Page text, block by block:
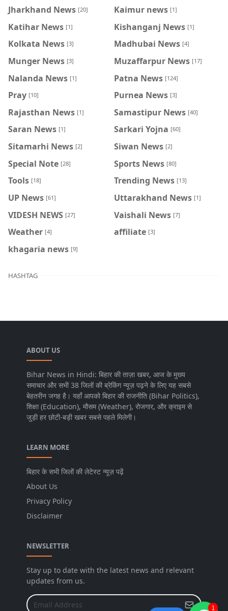
Jharkhand News [20] Kaimur news [1]
Katihar News [1] Kishanganj News [1]
Kolkata News [3] Madhubai News [4]
Munger News [3] Muzaffarpur News [17]
Nalanda News [1] Patna News [124]
Pray [10] Purnea News [3]
Rajasthan News [1] Samastipur News [40]
Saran News [1] Sarkari Yojna [60]
Sitamarhi News [2] Siwan News [2]
Special Note [28] Sports News [80]
Tools [18] Trending News [13]
UP News [61] Uttarakhand News [1]
VIDESH NEWS [27] Vaishali News [7]
Weather [4] affiliate [3]
khagaria news [9]
HASHTAG
ABOUT US
Bihar News in Hindi: बिहार की ताज़ा खबर, आज के मुख्य
समाचार और सभी 38 जिलों की ब्रेकिंग न्यूज़ पढ़ने के लिए यह सबसे
बेहतरीन जगह है। यहाँ आपको बिहार की राजनीति (Bihar Politics),
शिक्षा (Education), मौसम (Weather), रोजगार, और क्राइम से
जुड़ी हर छोटी-बड़ी खबर सबसे पहले मिलेगी।
LEARN MORE
बिहार के सभी जिलों की लेटेस्ट न्यूज़ पढ़ें
About Us
Privacy Policy
Disclaimer
NEWSLETTER
Stay up to date with the latest news and relevant
updates from us.
1